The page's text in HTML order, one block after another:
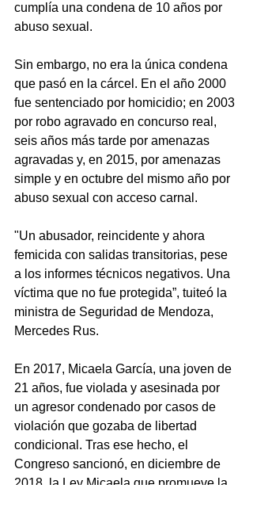
cumplía una condena de 10 años por
abuso sexual.
Sin embargo, no era la única condena
que pasó en la cárcel. En el año 2000
fue sentenciado por homicidio; en 2003
por robo agravado en concurso real,
seis años más tarde por amenazas
agravadas y, en 2015, por amenazas
simple y en octubre del mismo año por
abuso sexual con acceso carnal.
"Un abusador, reincidente y ahora
femicida con salidas transitorias, pese
a los informes técnicos negativos. Una
víctima que no fue protegida”, tuiteó la
ministra de Seguridad de Mendoza,
Mercedes Rus.
En 2017, Micaela García, una joven de
21 años, fue violada y asesinada por
un agresor condenado por casos de
violación que gozaba de libertad
condicional. Tras ese hecho, el
Congreso sancionó, en diciembre de
2018, la Ley Micaela que promueve la